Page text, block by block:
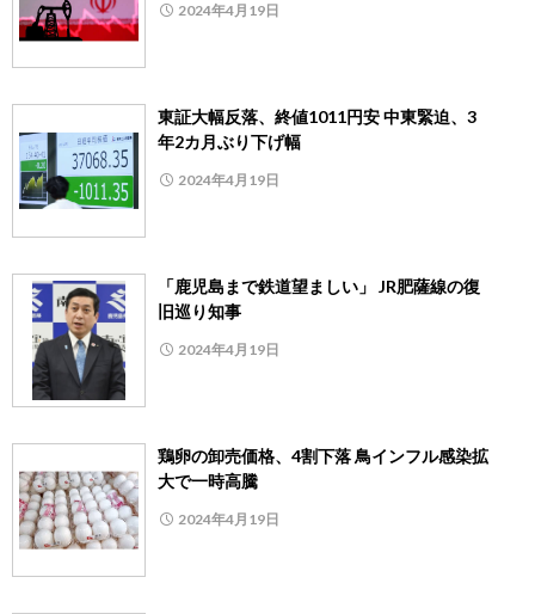
2024年4月19日
東証大幅反落、終値1011円安 中東緊迫、3
年2カ月ぶり下げ幅
2024年4月19日
「鹿児島まで鉄道望ましい」 JR肥薩線の復
旧巡り知事
2024年4月19日
鶏卵の卸売価格、4割下落 鳥インフル感染拡
大で一時高騰
2024年4月19日